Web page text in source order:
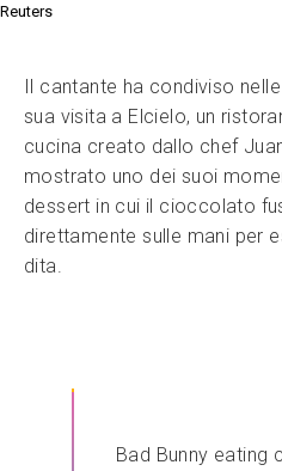
Reuters
Il cantante ha condiviso
sua visita a Elcielo, un
cucina creato dallo chef
mostrato uno dei suoi
dessert in cui il cioccolato
direttamente sulle mani per
dita.
Bad Bunny eating